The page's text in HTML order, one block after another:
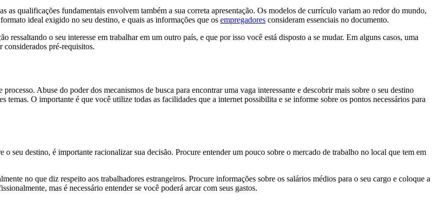
as qualificações fundamentais envolvem também a sua correta apresentação. Os modelos de currículo variam ao redor do mundo,
ideal exigido no seu destino, e quais as informações que os empregadores consideram essenciais no documento.
ressaltando o seu interesse em trabalhar em um outro país, e que por isso você está disposto a se mudar. Em alguns casos, uma
pré-requisitos.
Abuse do poder dos mecanismos de busca para encontrar uma vaga interessante e descobrir mais sobre o seu destino
temas. O importante é que você utilize todas as facilidades que a internet possibilita e se informe sobre os pontos necessários para
seu destino, é importante racionalizar sua decisão. Procure entender um pouco sobre o mercado de trabalho no local que tem em
no que diz respeito aos trabalhadores estrangeiros. Procure informações sobre os salários médios para o seu cargo e coloque a
mas é necessário entender se você poderá arcar com seus gastos.